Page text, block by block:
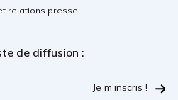
relations presse
de diffusion :
Je m'inscris !